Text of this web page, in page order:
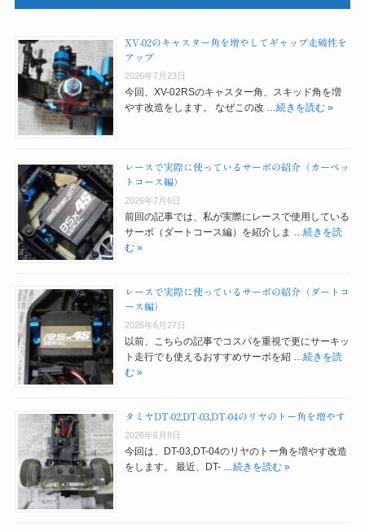
XV-02のキャスター角を増やしてギャップ走破性を
アップ
2026年7月23日
今回、XV-02RSのキャスター角、スキッド角を増
やす改造をします。 なぜこの改 …続きを読む »
レースで実際に使っているサーボの紹介（カーペッ
トコース編）
2026年7月6日
前回の記事では、私が実際にレースで使用している
サーボ（ダートコース編）を紹介しま …続きを読
む »
レースで実際に使っているサーボの紹介（ダートコ
ース編）
2026年6月27日
以前、こちらの記事でコスパを重視で更にサーキッ
ト走行でも使えるおすすめサーボを紹 …続きを読
む »
タミヤDT-02,DT-03,DT-04のリヤのトー角を増やす
2026年6月8日
今回は、DT-03,DT-04のリヤのトー角を増やす改造
をします。 最近、DT- …続きを読む »